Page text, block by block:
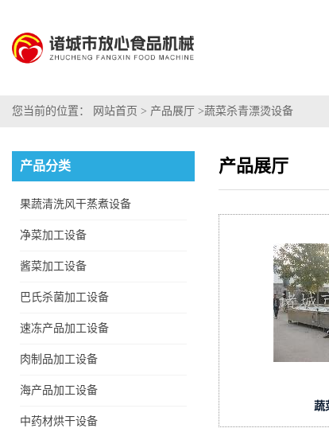
您当前的位置： 网站首页 > 产品展厅 >蔬菜杀青漂烫设备
产品分类
果蔬清洗风干蒸煮设备
净菜加工设备
酱菜加工设备
巴氏杀菌加工设备
速冻产品加工设备
肉制品加工设备
海产品加工设备
中药材烘干设备
产品展厅
蔬